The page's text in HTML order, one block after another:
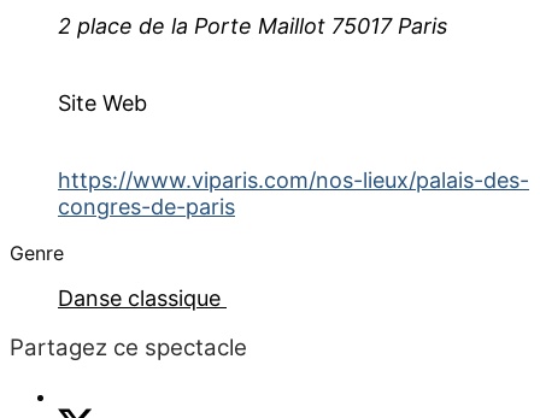
2 place de la Porte Maillot 75017 Paris
Site Web
https://www.viparis.com/nos-lieux/palais-des-
congres-de-paris
Genre
Danse classique
Partagez ce spectacle